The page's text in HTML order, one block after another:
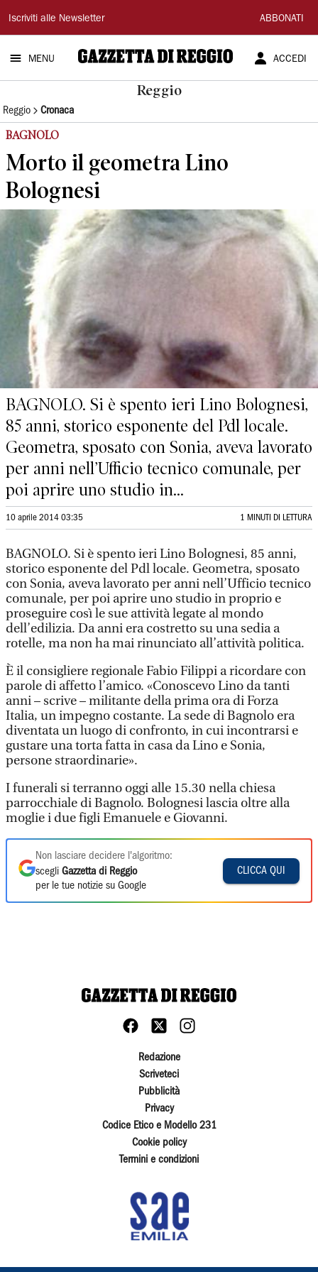
Gazzetta
di
Reggio
Iscriviti alle Newsletter ABBONATI
MENU ACCEDI
Reggio
Reggio Cronaca
BAGNOLO
Morto il geometra Lino
Bolognesi
BAGNOLO. Si è spento ieri Lino Bolognesi,
85 anni, storico esponente del Pdl locale.
Geometra, sposato con Sonia, aveva lavorato
per anni nell’Ufficio tecnico comunale, per
poi aprire uno studio in...
10 aprile 2014 03:35 1 MINUTI DI LETTURA
BAGNOLO. Si è spento ieri Lino Bolognesi, 85 anni,
storico esponente del Pdl locale. Geometra, sposato
con Sonia, aveva lavorato per anni nell’Ufficio tecnico
comunale, per poi aprire uno studio in proprio e
proseguire così le sue attività legate al mondo
dell’edilizia. Da anni era costretto su una sedia a
rotelle, ma non ha mai rinunciato all’attività politica.
È il consigliere regionale Fabio Filippi a ricordare con
parole di affetto l’amico. «Conoscevo Lino da tanti
anni – scrive – militante della prima ora di Forza
Italia, un impegno costante. La sede di Bagnolo era
diventata un luogo di confronto, in cui incontrarsi e
gustare una torta fatta in casa da Lino e Sonia,
persone straordinarie».
I funerali si terranno oggi alle 15.30 nella chiesa
parrocchiale di Bagnolo. Bolognesi lascia oltre alla
moglie i due figli Emanuele e Giovanni.
Non lasciare decidere l'algoritmo:
scegli Gazzetta di Reggio
per le tue notizie su Google
CLICCA QUI
Redazione
Scriveteci
Pubblicità
Privacy
Codice Etico e Modello 231
Cookie policy
Termini e condizioni